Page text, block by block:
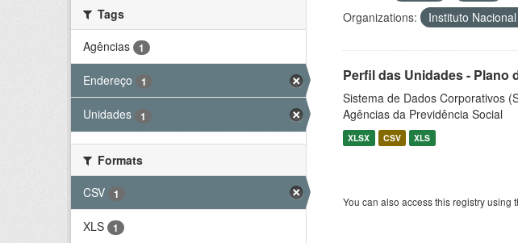
Tags
Agências
1
Endereço 1
Unidades 1
Formats
CSV
1
XLS 1
Organizations:
Instituto
Perfil das Unidades - Plano
Sistema de Dados Corporativos
Agências da Previdência Social
XLSX CSV XLS
You can also access this registry using